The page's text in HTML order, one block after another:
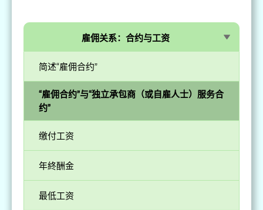
雇佣关系：合约与工资
最低工资
年終酬金
缴付工资
“雇佣合约”与“独立承包商（或自雇人士）服务合
约”
简述“雇佣合约”